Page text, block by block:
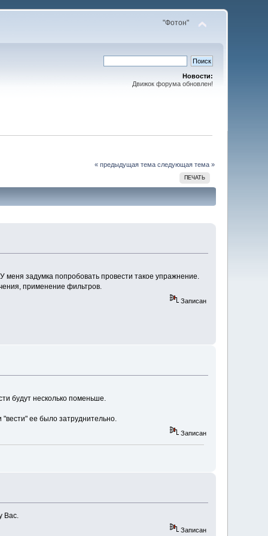
"Фотон"
Новости:
Движок форума обновлен!
« предыдущая тема следующая тема »
ПЕЧАТЬ
задумка попробовать провести такое упражнение.
применение фильтров.
Записан
будут несколько поменьше.
ее было затруднительно.
Записан
Вас.
Записан